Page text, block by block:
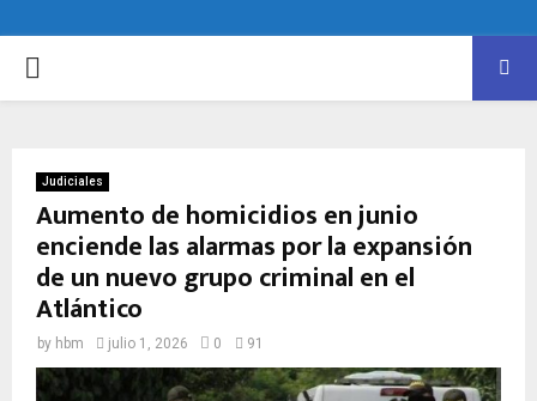
PRIMARY
Judiciales
Aumento de homicidios en junio
enciende las alarmas por la expansión
de un nuevo grupo criminal en el
Atlántico
by hbm julio 1, 2026 0 91